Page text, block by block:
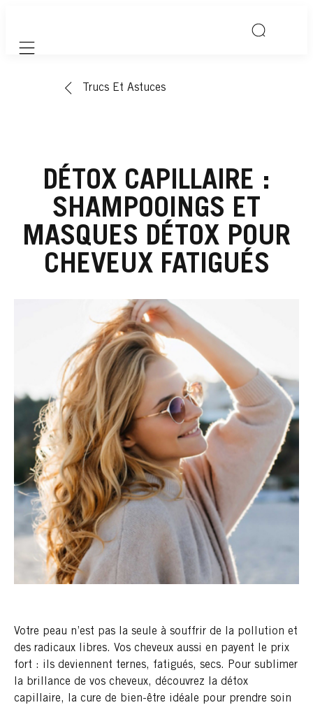
Mobile navigation
Trucs Et Astuces
DÉTOX CAPILLAIRE :
SHAMPOOINGS ET
MASQUES DÉTOX POUR
CHEVEUX FATIGUÉS
Votre peau n’est pas la seule à souffrir de la pollution et
des radicaux libres. Vos cheveux aussi en payent le prix
fort : ils deviennent ternes, fatigués, secs. Pour sublimer
la brillance de vos cheveux, découvrez la détox
capillaire, la cure de bien-être idéale pour prendre soin